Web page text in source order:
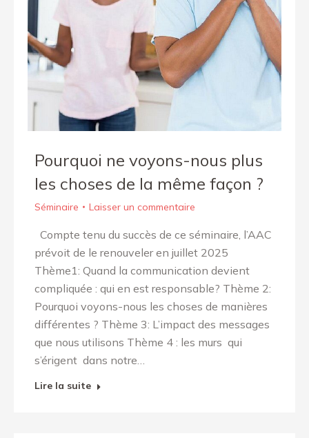
Pourquoi ne voyons-nous plus
les choses de la même façon ?
Séminaire Laisser un commentaire
Compte tenu du succès de ce séminaire, l’AAC
prévoit de le renouveler en juillet 2025
Thème1: Quand la communication devient
compliquée : qui en est responsable? Thème 2:
Pourquoi voyons-nous les choses de manières
différentes ? Thème 3: L’impact des messages
que nous utilisons Thème 4 : les murs qui
s’érigent dans notre…
Lire la suite